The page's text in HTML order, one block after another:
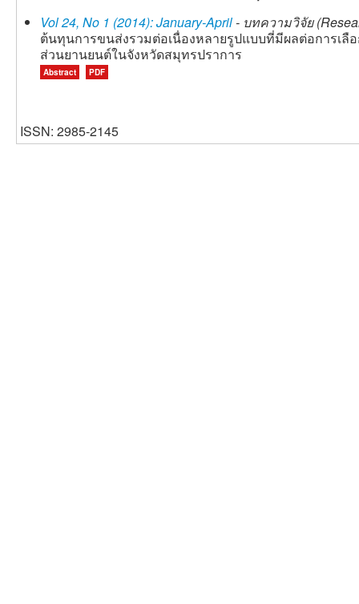
Vol 24, No 1 (2014): January-April- บทความวิจัย
ต้นทุนการขนส่งรวมต่อเนื่องหลายรูปแบบที่มีผลต่อการเ
ส่วนยานยนต์ในจังหวัดสมุทรปราการ
Abstract PDF
ISSN: 2985-2145